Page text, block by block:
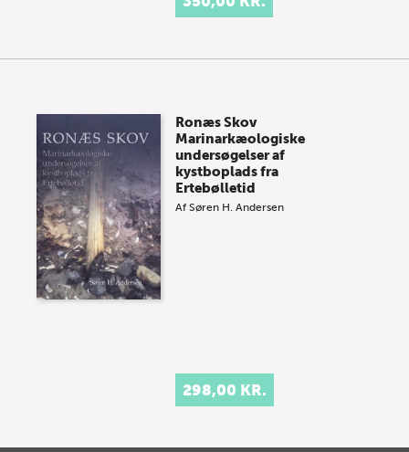
Ronæs Skov
Marinarkæologiske
undersøgelser af
kystboplads fra
Ertebølletid
AfSøren H. Andersen
298,00 KR.